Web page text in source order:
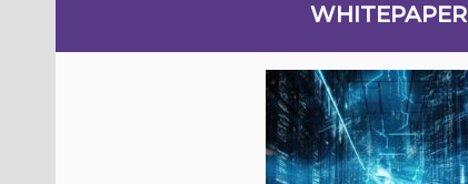
WHITEPAPER